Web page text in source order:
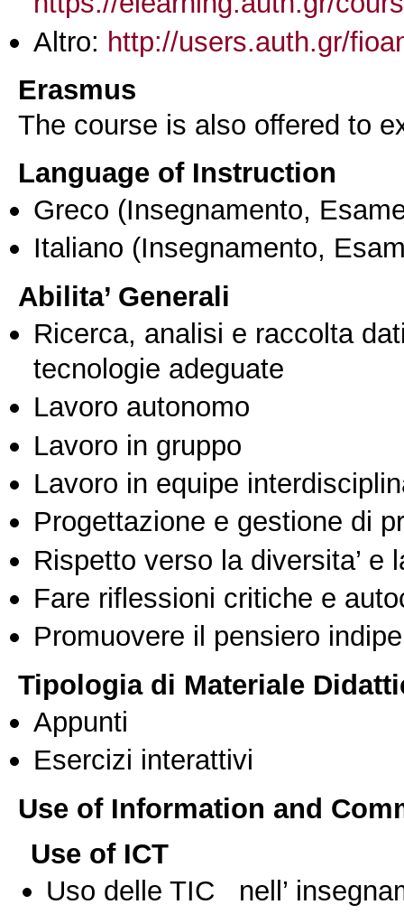
Altro: http://users.auth.gr/
Erasmus
The course is also offered to
Language of Instruction
Greco (Insegnamento,
Italiano (Insegnamento,
Abilita’ Generali
Ricerca, analisi e raccolta
tecnologie adeguate
Lavoro autonomo
Lavoro in gruppo
Lavoro in equipe
Progettazione e gestione di
Rispetto verso la diversita’ e
Fare riflessioni critiche e
Promuovere il pensiero
Tipologia di Materiale
Appunti
Esercizi interattivi
Use of Information and
Use of ICT
Uso delle TIC nell’